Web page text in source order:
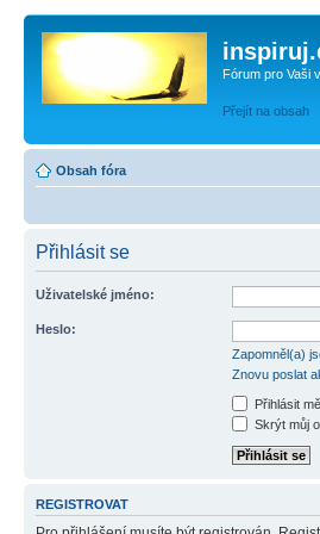
Fórum pro Vaši
Přejít na obsah
Obsah fóra
Přihlásit se
Uživatelské jméno:
Heslo:
Zapomněl(a)
Znovu poslat
Přihlásit
Skrýt můj
REGISTROVAT